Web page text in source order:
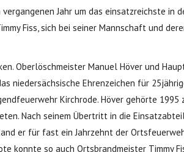
Jahr um das einsatzreichste in
Fiss, sich bei seiner Mannschaft und
Oberlöschmeister Manuel Höver und
niedersächsische Ehrenzeichen für
Kirchrode. Höver gehörte 1995
Nach seinem Übertritt in die
er für fast ein Jahrzehnt der
konnte so auch Ortsbrandmeister Timmy